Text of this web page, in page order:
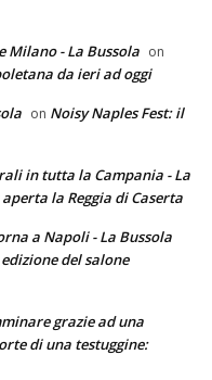
Milano - La Bussola on
da ieri ad oggi
on Noisy Naples Fest: il
in tutta la Campania - La
la Reggia di Caserta
a Napoli - La Bussola
del salone
grazie ad una
di una testuggine: